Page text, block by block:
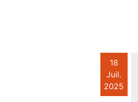
18
Juil.
2025